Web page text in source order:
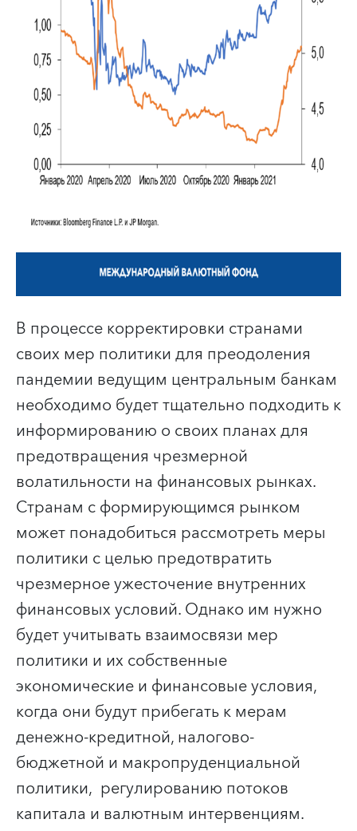
В процессе корректировки странами
своих мер политики для преодоления
пандемии ведущим центральным банкам
необходимо будет тщательно подходить к
информированию о своих планах для
предотвращения чрезмерной
волатильности на финансовых рынках.
Странам с формирующимся рынком
может понадобиться рассмотреть меры
политики с целью предотвратить
чрезмерное ужесточение внутренних
финансовых условий. Однако им нужно
будет учитывать взаимосвязи мер
политики и их собственные
экономические и финансовые условия,
когда они будут прибегать к мерам
денежно-кредитной, налогово-
бюджетной и макропруденциальной
политики, регулированию потоков
капитала и валютным интервенциям.